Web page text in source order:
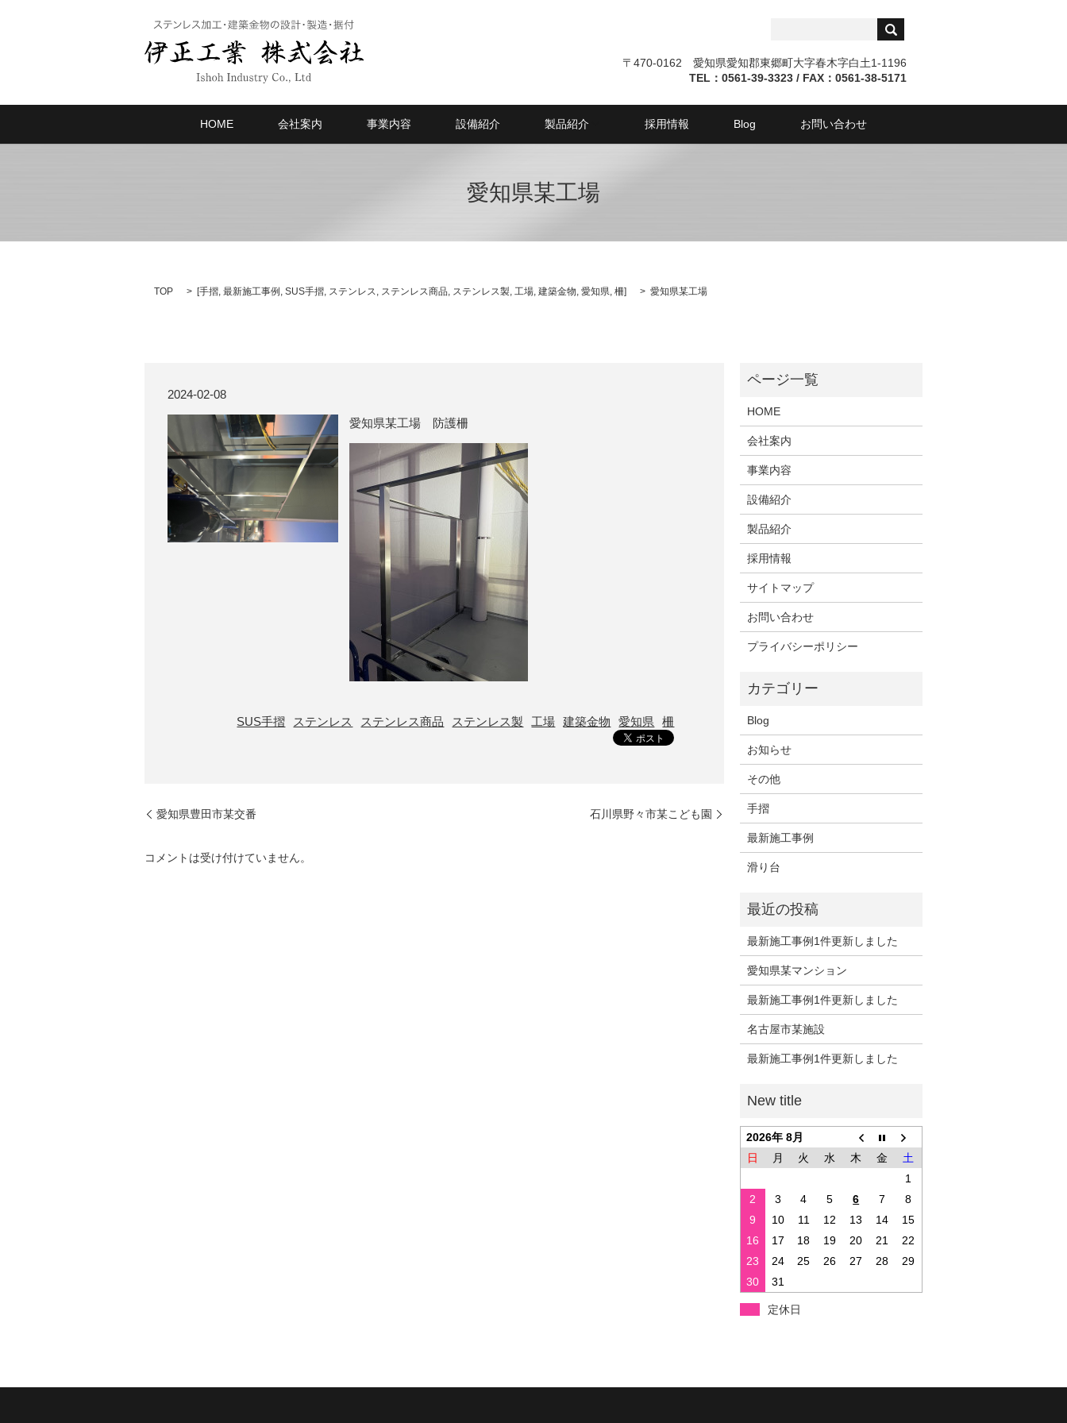
〒470-0162 愛知県愛知郡東郷町大字春木字白土1-1196
TEL：0561-39-3323 / FAX：0561-38-5171
HOME 会社案内 事業内容 設備紹介 製品紹介 採用情報 Blog お問い合わせ
愛知県某工場
TOP [手摺, 最新施工事例 , SUS手摺, ステンレス, ステンレス商品, ステンレス製, 工場, 建築金物, 愛知県, 柵] 愛知県某工場
2024-02-08
愛知県某工場 防護柵
SUS手摺 ステンレス ステンレス商品 ステンレス製 工場 建築金物 愛知県 柵
愛知県豊田市某交番 石川県野々市某こども園
コメントは受け付けていません。
HOME
会社案内
事業内容
設備紹介
製品紹介
採用情報
サイトマップ
お問い合わせ
プライバシーポリシー
Blog
お知らせ
その他
手摺
最新施工事例
滑り台
最新施工事例1件更新しました
愛知県某マンション
最新施工事例1件更新しました
名古屋市某施設
最新施工事例1件更新しました
2026年 8月
日
月 火 水 木 金
土
1
2
3 4 5 6 7
8
9
10 11 12 13 14
15
16
17 18 19 20 21
22
23
24 25 26 27 28
29
30
31
定休日